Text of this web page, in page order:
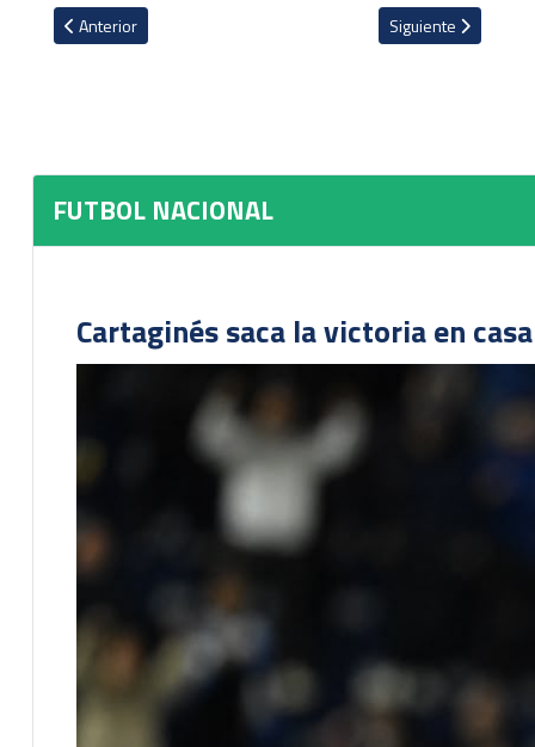
Artículo anterior: Luis Garrido podría salir de Pérez Zeledón para
Anterior Artículo siguiente:
Siguiente
FUTBOL NACIONAL
Cartaginés saca la victoria en